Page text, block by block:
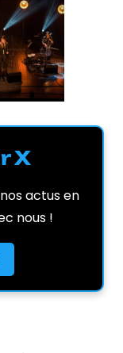
X
actus en
nous !